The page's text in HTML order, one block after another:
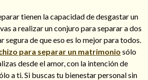
tienen la capacidad de desgastar un
a realizar un conjuro para separar a dos
segura de que eso es lo mejor para todos.
para separar un matrimonio sólo
desde el amor, con la intención de
a ti. Si buscas tu bienestar personal sin